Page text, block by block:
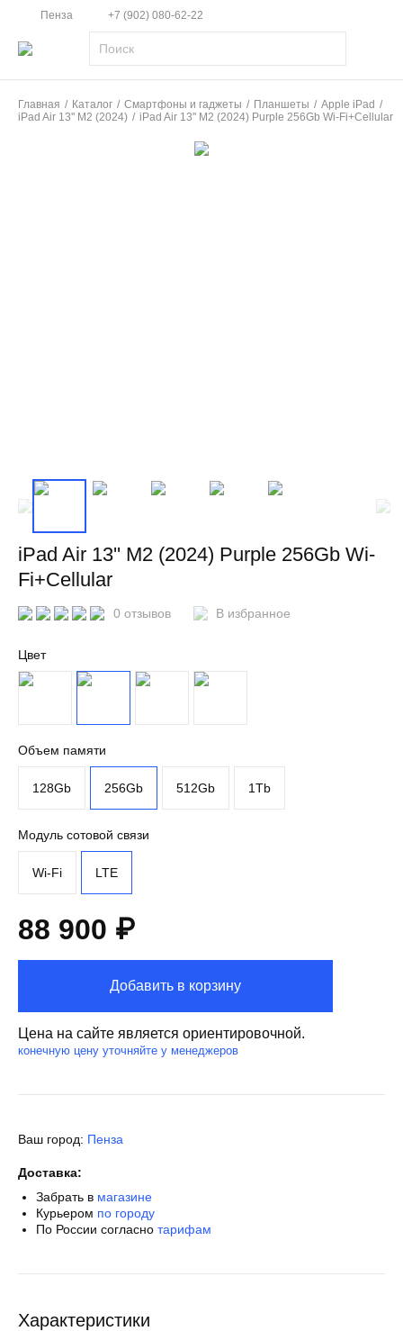
Пенза +7 (902) 080-62-22
Главная / Каталог / Смартфоны и гаджеты / Планшеты / Apple iPad /
iPad Air 13'' M2 (2024) / iPad Air 13'' M2 (2024) Purple 256Gb Wi-Fi+Cellular
iPad Air 13'' M2 (2024) Purple 256Gb Wi-
Fi+Cellular
0 отзывов В избранное
Цвет
Объем памяти
128Gb 256Gb 512Gb 1Tb
Модуль сотовой связи
Wi-Fi LTE
88 900 ₽
Добавить в корзину
Цена на сайте является ориентировочной.
конечную цену уточняйте у менеджеров
Ваш город: Пенза
Доставка:
Забрать в магазине
Курьером по городу
По России согласно тарифам
Характеристики